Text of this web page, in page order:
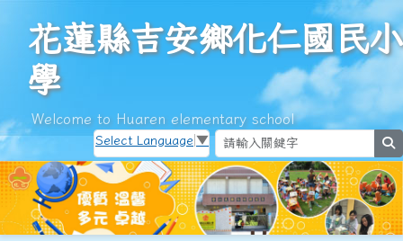
花蓮縣吉安鄉化仁國民小學
花蓮縣吉安鄉化仁國民小
學
Welcome to Huaren elementary school
Select Language ▼